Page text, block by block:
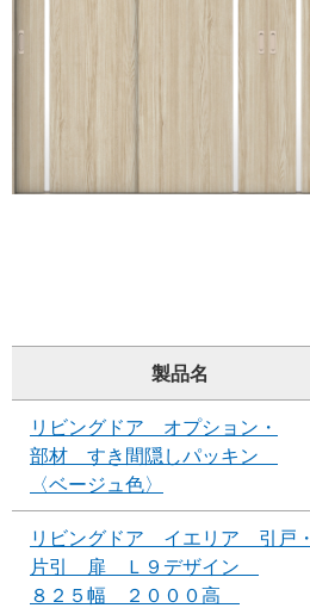
製品名
リビングドア オプション・
部材 すき間隠しパッキン
〈ベージュ色〉
リビングドア イエリア 引戸・
片引 扉 Ｌ９デザイン
８２５幅 ２０００高